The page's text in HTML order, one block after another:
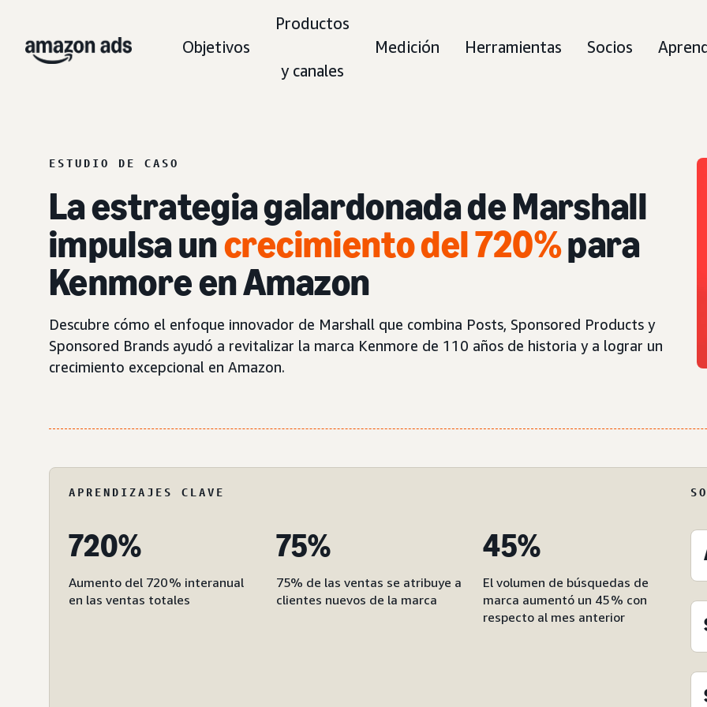
Objetivos
Productos
y canales
Medición Herramientas Socios
ESTUDIO DE CASO
La estrategia galardonada de Marshall
impulsa uncrecimiento del 720%para
Kenmore en Amazon
Descubre cómo el enfoque innovador de Marshall que combina Posts, Sponsored Products y
Sponsored Brands ayudó a revitalizar la marca Kenmore de 110 años de historia y a lograr un
crecimiento excepcional en Amazon.
APRENDIZAJES CLAVE
720%
Aumento del 720 % interanual
en las ventas totales
75%
75% de las ventas se atribuye a
clientes nuevos de la marca
45%
El volumen de búsquedas de
marca aumentó un 45 % con
respecto al mes anterior